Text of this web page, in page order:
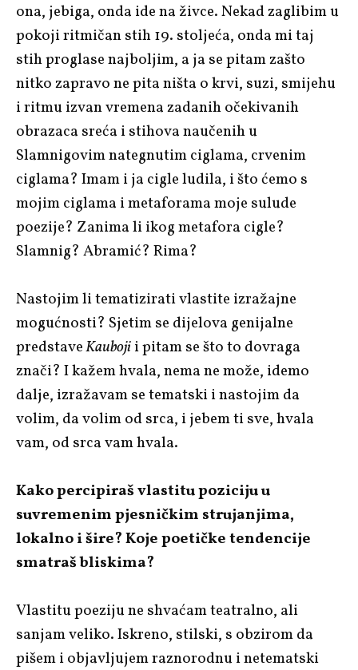
ona, jebiga, onda ide na živce. Nekad zaglibim u
pokoji ritmičan stih 19. stoljeća, onda mi taj
stih proglase najboljim, a ja se pitam zašto
nitko zapravo ne pita ništa o krvi, suzi, smijehu
i ritmu izvan vremena zadanih očekivanih
obrazaca sreća i stihova naučenih u
Slamnigovim nategnutim ciglama, crvenim
ciglama? Imam i ja cigle ludila, i što ćemo s
mojim ciglama i metaforama moje sulude
poezije? Zanima li ikog metafora cigle?
Slamnig? Abramić? Rima?
Nastojim li tematizirati vlastite izražajne
mogućnosti? Sjetim se dijelova genijalne
predstaveKaubojii pitam se što to dovraga
znači? I kažem hvala, nema ne može, idemo
dalje, izražavam se tematski i nastojim da
volim, da volim od srca, i jebem ti sve, hvala
vam, od srca vam hvala.
Kako percipiraš vlastitu poziciju u
suvremenim pjesničkim strujanjima,
lokalno i šire? Koje poetičke tendencije
smatraš bliskima?
Vlastitu poeziju ne shvaćam teatralno, ali
sanjam veliko. Iskreno, stilski, s obzirom da
pišem i objavljujem raznorodnu i netematski